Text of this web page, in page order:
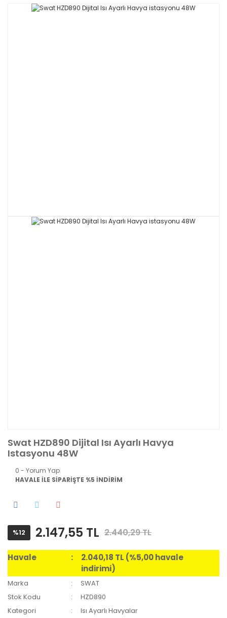
Swat HZD890 Dijital Isı Ayarlı Havya
Istasyonu 48W
0 - Yorum Yap
HAVALE İLE SİPARİŞTE %5 İNDİRİM
%12 2.147,55 TL 2.440,29 TL
Havale
2.040,18 TL (%5,00 havale
indirimi)
Marka
SWAT
Stok Kodu
HZD890
Kategori
Isı Ayarlı Havyalar